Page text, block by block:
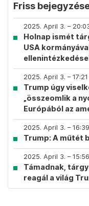
Friss
2025. April 3. –
Holnap ismét
USA
2025. April 3. – 17:21
Trump úgy
„összeomlik a
Európából az
2025. April 3. – 16:39
Trump: A műtét
2025. April 3. – 15:56
Támadnak,
reagál a világ